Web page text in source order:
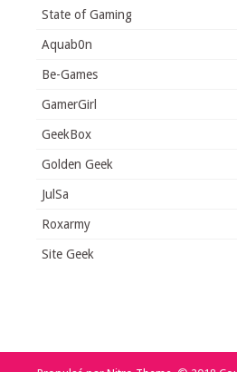
State of Gaming
Aquab0n
Be-Games
GamerGirl
GeekBox
Golden Geek
JulSa
Roxarmy
Site Geek